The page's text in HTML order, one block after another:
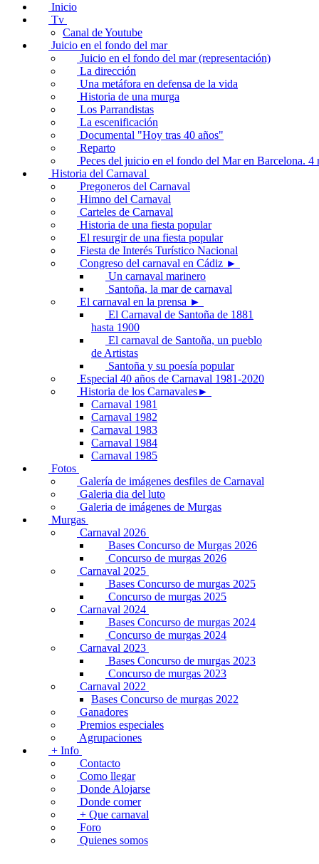
Inicio
Tv
Canal de Youtube
Juicio en el fondo del mar
Juicio en el fondo del mar (representación)
La dirección
Una metáfora en defensa de la vida
Historia de una murga
Los Parrandistas
La escenificación
Documental "Hoy tras 40 años"
Reparto
Peces del juicio en el fondo del Mar en Barcelona. 4
Historia del Carnaval
Pregoneros del Carnaval
Himno del Carnaval
Carteles de Carnaval
Historia de una fiesta popular
El resurgir de una fiesta popular
Fiesta de Interés Turístico Nacional
Congreso del carnaval en Cádiz ►
Un carnaval marinero
Santoña, la mar de carnaval
El carnaval en la prensa ►
El Carnaval de Santoña de 1881
hasta 1900
El carnaval de Santoña, un pueblo
de Artistas
Santoña y su poesía popular
Especial 40 años de Carnaval 1981-2020
Historia de los Carnavales►
Carnaval 1981
Carnaval 1982
Carnaval 1983
Carnaval 1984
Carnaval 1985
Fotos
Galería de imágenes desfiles de Carnaval
Galeria dia del luto
Galeria de imágenes de Murgas
Murgas
Carnaval 2026
Bases Concurso de Murgas 2026
Concurso de murgas 2026
Carnaval 2025
Bases Concurso de murgas 2025
Concurso de murgas 2025
Carnaval 2024
Bases Concurso de murgas 2024
Concurso de murgas 2024
Carnaval 2023
Bases Concurso de murgas 2023
Concurso de murgas 2023
Carnaval 2022
Bases Concurso de murgas 2022
Ganadores
Premios especiales
Agrupaciones
+ Info
Contacto
Como llegar
Donde Alojarse
Donde comer
+ Que carnaval
Foro
Quienes somos